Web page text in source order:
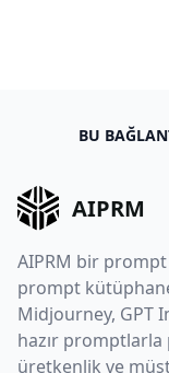
BU
AIPRM
AIPRM bir
prompt
Midjourney, GPT
hazır promptlarla
üretkenlik ve